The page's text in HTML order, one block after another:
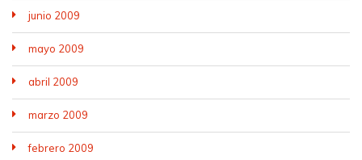
junio 2009
mayo 2009
abril 2009
marzo 2009
febrero 2009